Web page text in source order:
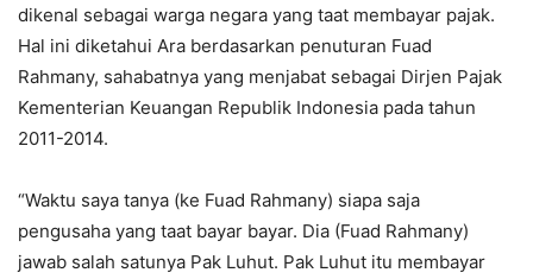
dikenal sebagai warga negara yang taat membayar pajak.
Hal ini diketahui Ara berdasarkan penuturan Fuad
Rahmany, sahabatnya yang menjabat sebagai Dirjen Pajak
Kementerian Keuangan Republik Indonesia pada tahun
2011-2014.
“Waktu saya tanya (ke Fuad Rahmany) siapa saja
pengusaha yang taat bayar bayar. Dia (Fuad Rahmany)
jawab salah satunya Pak Luhut. Pak Luhut itu membayar